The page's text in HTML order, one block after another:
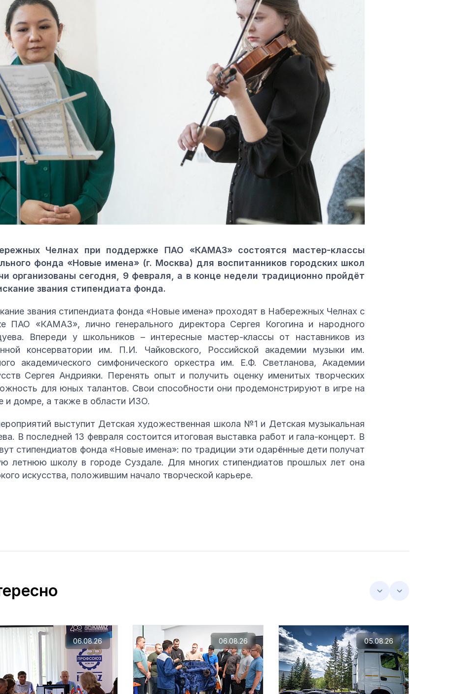
Челнах при поддержке ПАО «КАМАЗ» состоятся мастер-классы
фонда «Новые имена» (г. Москва) для воспитанников городских школ
организованы сегодня, 9 февраля, а в конце недели традиционно пройдёт
звания стипендиата фонда.
звания стипендиата фонда «Новые имена» проходят в Набережных Челнах с
ПАО «КАМАЗ», лично генерального директора Сергея Когогина и народного
Впереди у школьников – интересные мастер-классы от наставников из
консерватории им. П.И. Чайковского, Российской академии музыки им.
академического симфонического оркестра им. Е.Ф. Светланова, Академии
Сергея Андрияки. Перенять опыт и получить оценку именитых творческих
для юных талантов. Свои способности они продемонстрируют в игре на
и домре, а также в области ИЗО.
выступит Детская художественная школа №1 и Детская музыкальная
В последней 13 февраля состоится итоговая выставка работ и гала-концерт. В
стипендиатов фонда «Новые имена»: по традиции эти одарённые дети получат
летнюю школу в городе Суздале. Для многих стипендиатов прошлых лет она
искусства, положившим начало творческой карьере.
06.08.26 06.08.26 05.08.26